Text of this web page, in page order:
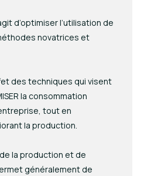
d’optimiser l’utilisation de
novatrices et
des techniques qui visent
la consommation
tout en
la production.
la production et de
généralement de